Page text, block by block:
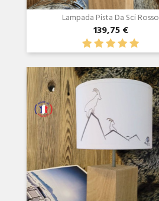
Lampada Pista Da Sci Rosso
139,75 €
Anteprima